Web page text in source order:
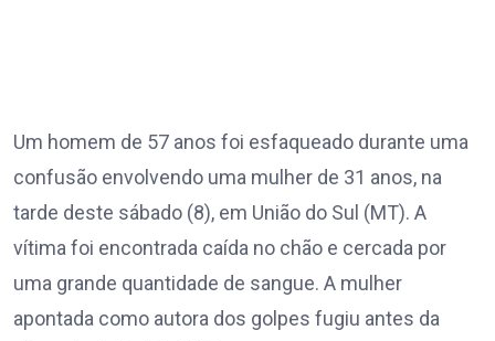
Um homem de 57 anos foi esfaqueado durante uma
confusão envolvendo uma mulher de 31 anos, na
tarde deste sábado (8), em União do Sul (MT). A
vítima foi encontrada caída no chão e cercada por
uma grande quantidade de sangue. A mulher
apontada como autora dos golpes fugiu antes da